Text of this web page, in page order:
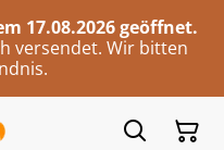
17.08.2026 geöffnet.
versendet. Wir bitten